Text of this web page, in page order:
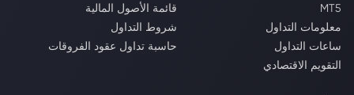
MT5
قائمة الأصول المالية
معلومات التداول
شروط التداول
ساعات التداول
حاسبة تداول عقود الفروقات
التقويم الاقتصادي